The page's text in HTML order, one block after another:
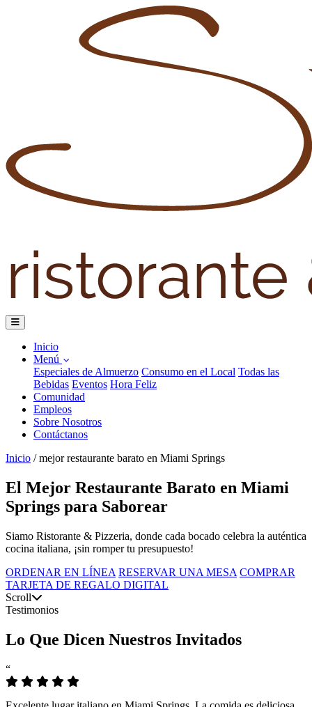
Inicio
Menú
Especiales de Almuerzo Consumo en el Local Todas las
Bebidas Eventos Hora Feliz
Comunidad
Empleos
Sobre Nosotros
Contáctanos
Inicio / mejor restaurante barato en Miami Springs
El Mejor Restaurante Barato en Miami
Springs para Saborear
Siamo Ristorante & Pizzeria, donde cada bocado celebra la auténtica
cocina italiana, ¡sin romper tu presupuesto!
ORDENAR EN LÍNEA RESERVAR UNA MESA COMPRAR
TARJETA DE REGALO DIGITAL
Scroll
Testimonios
Lo Que Dicen Nuestros Invitados
“